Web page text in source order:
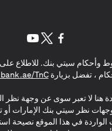
وأحكام سيتي بنك. للاطلاع
، تفضل بزيارةTnC
هنا لا تعبر سوى عن وجهة نظر
نظر سيتي بنك الإمارات أو
الواردة في هذا الموقع نصيحة